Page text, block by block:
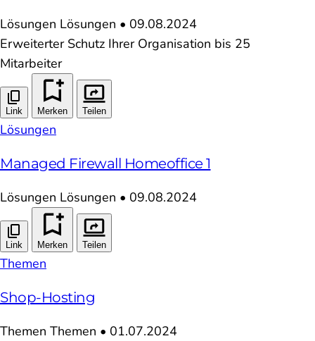
Lösungen Lösungen • 09.08.2024
Erweiterter Schutz Ihrer Organisation bis 25
Mitarbeiter
Link Merken Teilen
Lösungen
Managed Firewall Homeoffice 1
Lösungen Lösungen • 09.08.2024
Link Merken Teilen
Themen
Shop-Hosting
Themen Themen • 01.07.2024